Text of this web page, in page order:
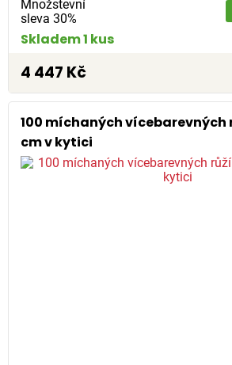
Množstevní
sleva 30%
Skladem 1 kus
4 447 Kč
100 míchaných vícebarevných
cm v kytici